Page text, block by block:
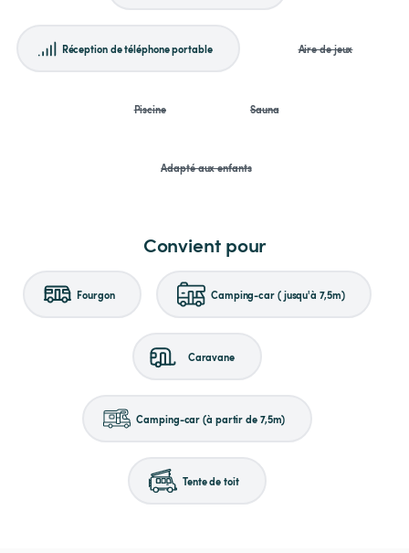
Réception de téléphone portable Aire de jeux
Piscine Sauna
Adapté aux enfants
Convient pour
Fourgon Camping-car (jusqu'à 7,5m)
Caravane
Camping-car (à partir de 7,5m)
Tente de toit